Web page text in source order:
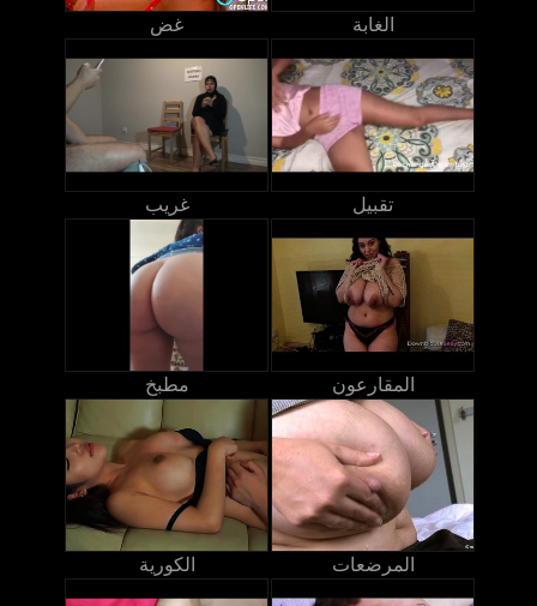
غض الغابة
غريب تقبيل
مطبخ المقارعون
الكورية المرضعات